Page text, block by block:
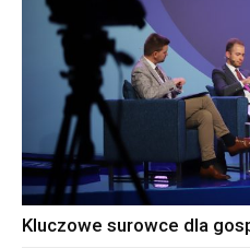
Kluczowe surowce dla